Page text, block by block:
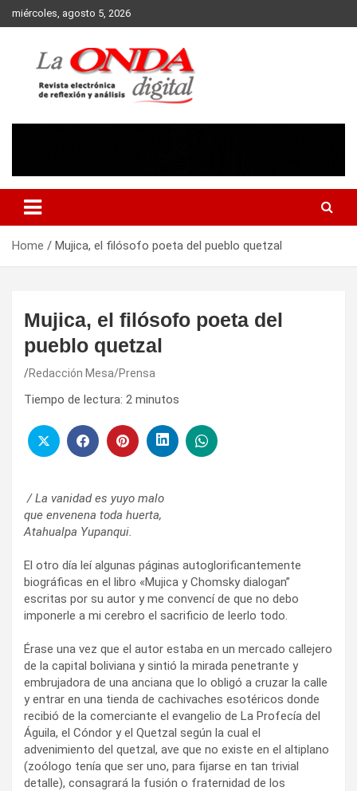
to
miércoles, agosto 5, 2026
Home Mujica, el filósofo poeta del pueblo quetzal
Mujica, el filósofo poeta del
pueblo quetzal
Redacción Mesa/Prensa
Tiempo de lectura: 2 minutos
/ La vanidad es yuyo malo
que envenena toda huerta,
Atahualpa Yupanqui.
El otro día leí algunas páginas autoglorificantemente
biográficas en el libro «Mujica y Chomsky dialogan”
escritas por su autor y me convencí de que no debo
imponerle a mi cerebro el sacrificio de leerlo todo.
Érase una vez que el autor estaba en un mercado callejero
de la capital boliviana y sintió la mirada penetrante y
embrujadora de una anciana que lo obligó a cruzar la calle
y entrar en una tienda de cachivaches esotéricos donde
recibió de la comerciante el evangelio de La Profecía del
Águila, el Cóndor y el Quetzal según la cual el
advenimiento del quetzal, ave que no existe en el altiplano
(zoólogo tenía que ser uno, para fijarse en tan trivial
detalle), consagrará la fusión o fraternidad de los